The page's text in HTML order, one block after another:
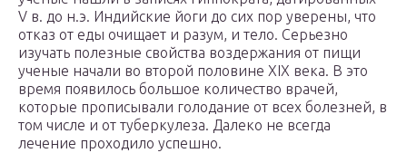
V в. до н.э. Индийские йоги до сих пор уверены, что
отказ от еды очищает и разум, и тело. Серьезно
изучать полезные свойства воздержания от пищи
ученые начали во второй половине XIX века. В это
время появилось большое количество врачей,
которые прописывали голодание от всех болезней, в
том числе и от туберкулеза. Далеко не всегда
лечение проходило успешно.